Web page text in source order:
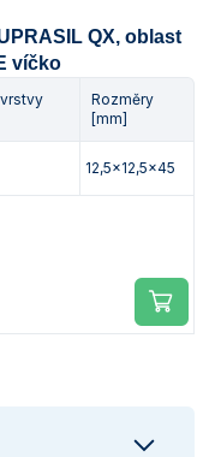
QX, oblast
víčko
Rozměry
[mm]
12,5x12,5x45